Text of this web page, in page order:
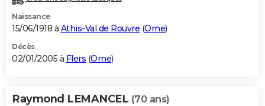
Naissance
15/06/1918 à Athis-Val de Rouvre (Orne)
Décès
02/01/2005 à Flers (Orne)
Raymond LEMANCEL (70 ans)